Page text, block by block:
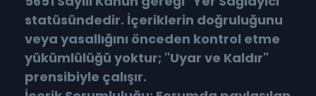
statüsündedir. İçeriklerin doğruluğunu
veya yasallığını önceden kontrol etme
yükümlülüğü yoktur; "Uyar ve Kaldır"
prensibiyle çalışır.